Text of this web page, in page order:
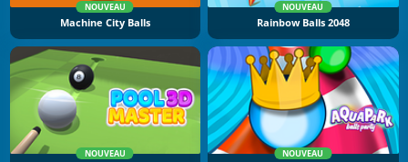
NOUVEAU
Machine City Balls
NOUVEAU
Rainbow Balls 2048
NOUVEAU NOUVEAU